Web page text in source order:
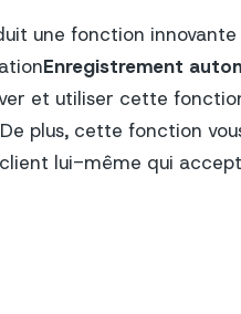
une fonction
Enregistrement
et utiliser cette
plus, cette fonction
lui-même qui